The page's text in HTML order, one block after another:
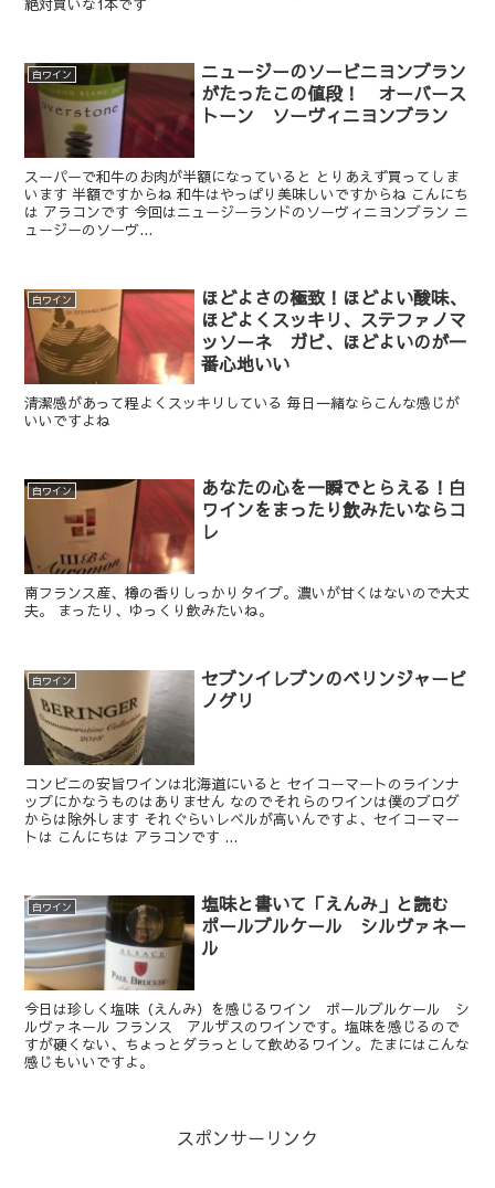
絶対買いな1本です
白ワイン
ニュージーのソービニヨンブラン
がたったこの値段！ オーバース
トーン ソーヴィニヨンブラン
スーパーで和牛のお肉が半額になっていると とりあえず買ってしま
います 半額ですからね 和牛はやっぱり美味しいですからね こんにち
は アラコンです 今回はニュージーランドのソーヴィニヨンブラン ニ
ュージーのソーヴ...
白ワイン
ほどよさの極致！ほどよい酸味、
ほどよくスッキリ、ステファノマ
ッソーネ ガビ、ほどよいのが一
番心地いい
清潔感があって程よくスッキリしている 毎日一緒ならこんな感じが
いいですよね
白ワイン
あなたの心を一瞬でとらえる！白
ワインをまったり飲みたいならコ
レ
南フランス産、樽の香りしっかりタイプ。濃いが甘くはないので大丈
夫。 まったり、ゆっくり飲みたいね。
白ワイン
セブンイレブンのベリンジャーピ
ノグリ
コンビニの安旨ワインは北海道にいると セイコーマートのラインナ
ップにかなうものはありません なのでそれらのワインは僕のブログ
からは除外します それぐらいレベルが高いんですよ、セイコーマー
トは こんにちは アラコンです ...
白ワイン
塩味と書いて「えんみ」と読む
ポールブルケール シルヴァネー
ル
今日は珍しく塩味（えんみ）を感じるワイン ポールブルケール シ
ルヴァネール フランス アルザスのワインです。塩味を感じるので
すが硬くない、ちょっとダラっとして飲めるワイン。たまにはこんな
感じもいいですよ。
スポンサーリンク